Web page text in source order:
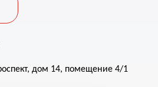
дом 14, помещение 4/1